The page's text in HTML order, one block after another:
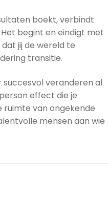
boekt, verbindt
begint en eindigt met
jij de wereld te
transitie.
veranderen al
effect die je
ruimte van ongekende
mensen aan wie